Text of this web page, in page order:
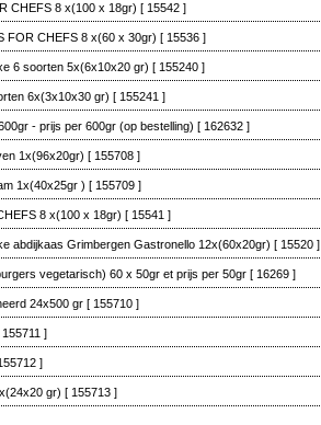
CHEFS 8 x(100 x 18gr) [ 15542 ]
FOR CHEFS 8 x(60 x 30gr) [ 15536 ]
6 soorten 5x(6x10x20 gr) [ 155240 ]
6x(3x10x30 gr) [ 155241 ]
- prijs per 600gr (op bestelling) [ 162632 ]
1x(96x20gr) [ 155708 ]
1x(40x25gr ) [ 155709 ]
8 x(100 x 18gr) [ 15541 ]
abdijkaas Grimbergen Gastronello 12x(60x20gr) [ 15520 ]
vegetarisch) 60 x 50gr et prijs per 50gr [ 16269 ]
24x500 gr [ 155710 ]
155711 ]
]
gr) [ 155713 ]